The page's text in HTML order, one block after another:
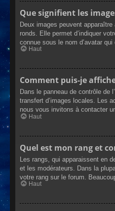
Que signifient les
Deux images peuvent
ronds. Elle permet d’indiquer
connue sous le nom d’avatar
Haut
Comment puis-je
Dans le panneau de contrôle
transfert d’images locales. Les
nous vous invitons à contacter
Haut
Quel est mon rang et
Les rangs, qui apparaissent en
et les modérateurs. Dans la
votre rang sur le forum.
Haut